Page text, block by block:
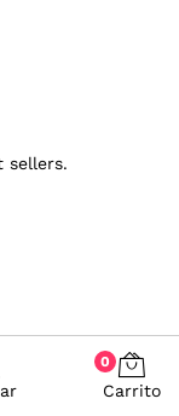
sellers.
0
Carrito